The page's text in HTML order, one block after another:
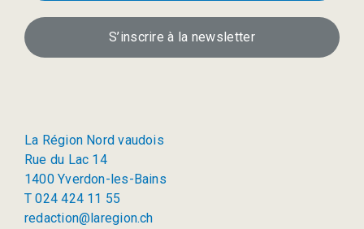
S’inscrire à la newsletter
La Région Nord vaudois
Rue du Lac 14
1400 Yverdon-les-Bains
T 024 424 11 55
redaction@laregion.ch